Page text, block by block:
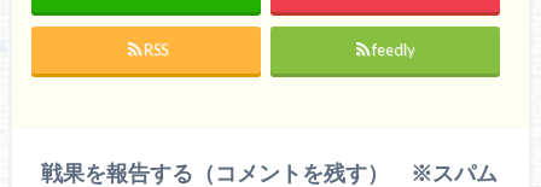
RSS feedly
戦果を報告する（コメントを残す） ※スパム